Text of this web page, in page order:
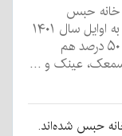
خانه حبس
شده‌اند. زیرا قیمت وسایل توانبخشی نسبت به اوایل سال ۱۴۰۱
حداقل ۱۰ برابر و در بعضی وسایل تا ۴۰ الی ۵۰ درصد هم
سمعک، عینک و …
حبس شده‌اند.